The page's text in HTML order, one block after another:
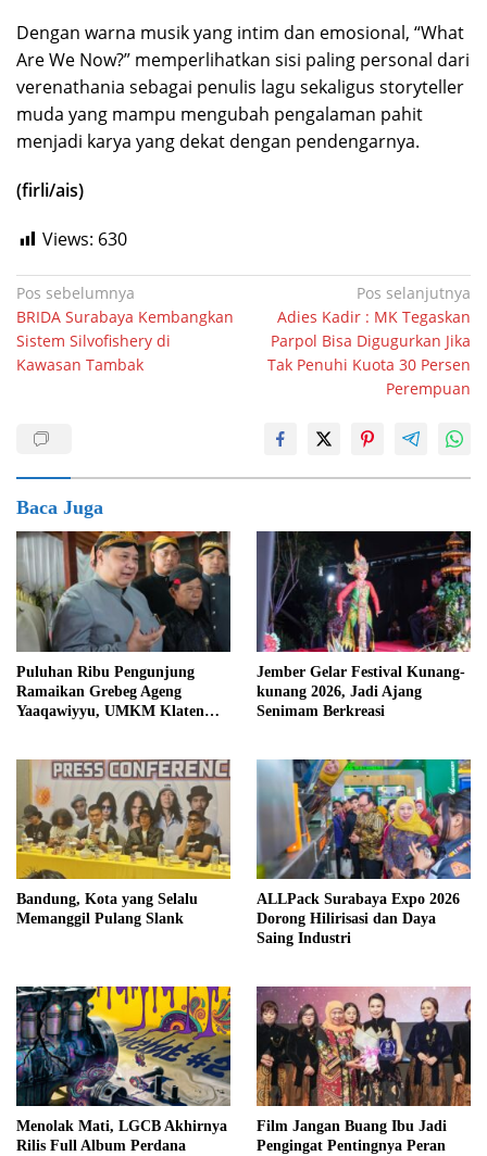
Dengan warna musik yang intim dan emosional, “What
Are We Now?” memperlihatkan sisi paling personal dari
verenathania sebagai penulis lagu sekaligus storyteller
muda yang mampu mengubah pengalaman pahit
menjadi karya yang dekat dengan pendengarnya.
(firli/ais)
Views: 630
Navigasi
pos
Pos sebelumnya
BRIDA Surabaya Kembangkan
Sistem Silvofishery di
Kawasan Tambak
Pos selanjutnya
Adies Kadir : MK Tegaskan
Parpol Bisa Digugurkan Jika
Tak Penuhi Kuota 30 Persen
Perempuan
Baca Juga
Puluhan Ribu Pengunjung
Ramaikan Grebeg Ageng
Yaaqawiyyu, UMKM Klaten
Jember Gelar Festival Kunang-
kunang 2026, Jadi Ajang
Senimam Berkreasi
Bandung, Kota yang Selalu
Memanggil Pulang Slank
ALLPack Surabaya Expo 2026
Dorong Hilirisasi dan Daya
Saing Industri
Menolak Mati, LGCB Akhirnya
Rilis Full Album Perdana
Film Jangan Buang Ibu Jadi
Pengingat Pentingnya Peran